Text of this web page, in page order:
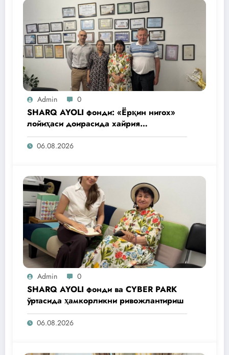
Admin 0
SHARQ AYOLI фонди: «Ёрқин нигох»
лойиҳаси доирасида хайрия
операциялари ўтказилади
06.08.2026
Admin 0
SHARQ AYOLI фонди ва CYBER PARK
ўртасида ҳамкорликни ривожлантириш
06.08.2026